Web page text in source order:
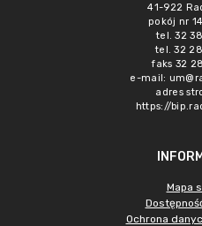
41-922
pokój nr
tel. 32
tel. 32
faks 32
e-mail:
adres
https://
Mapa
Ochrona